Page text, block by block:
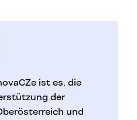
ist es, die
der
und